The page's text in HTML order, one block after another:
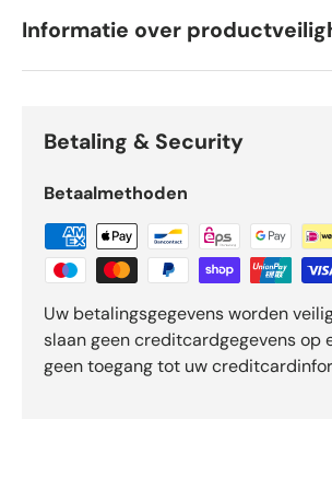
Informatie over
Betaling & Security
Betaalmethoden
Uw betalingsgegevens worden
slaan geen creditcardgegevens op
geen toegang tot uw